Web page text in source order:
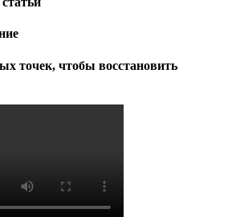
точек, чтобы восстановить